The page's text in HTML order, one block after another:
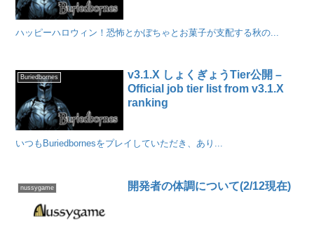
ハッピーハロウィン！恐怖とかぼちゃとお菓子が支配する秋の...
Buriedbornes
v3.1.X しょくぎょうTier公開 –
Official job tier list from v3.1.X
ranking
いつもBuriedbornesをプレイしていただき、あり...
nussygame 開発者の体調について(2/12現在)